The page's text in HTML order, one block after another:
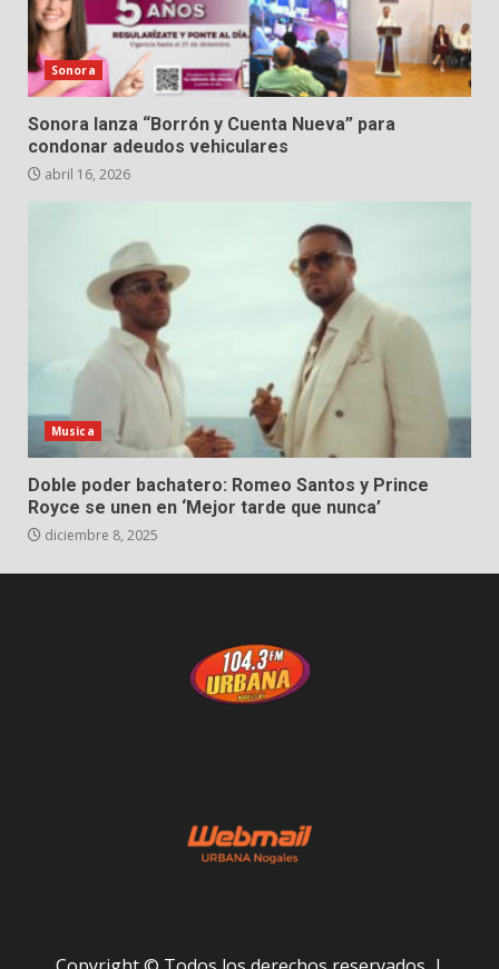
Sonora
Sonora lanza “Borrón y Cuenta Nueva” para
condonar adeudos vehiculares
abril 16, 2026
Musica
Doble poder bachatero: Romeo Santos y Prince
Royce se unen en ‘Mejor tarde que nunca’
diciembre 8, 2025